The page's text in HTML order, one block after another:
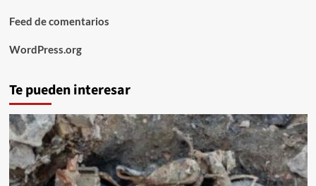
Feed de comentarios
WordPress.org
Te pueden interesar